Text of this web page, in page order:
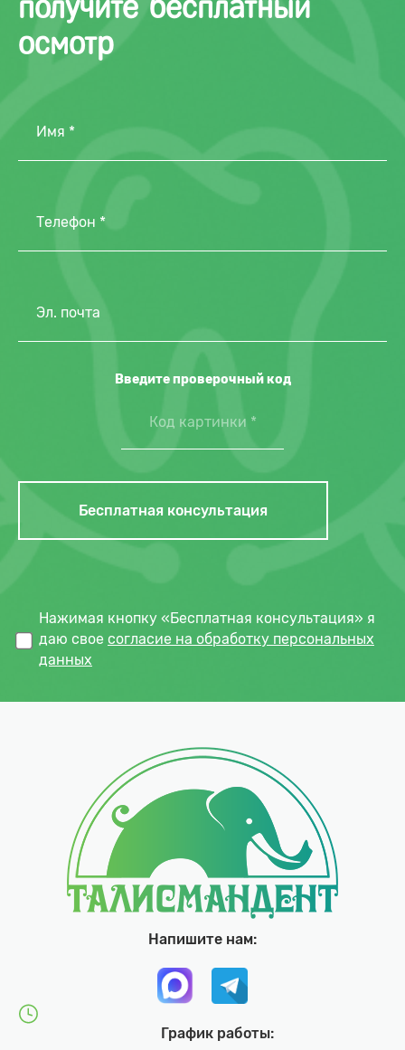
получите бесплатный
осмотр
Имя *
Телефон *
Эл. почта
Введите проверочный код
Нажимая кнопку «Бесплатная консультация» я
даю свое согласие на обработку персональных
данных
Напишите нам:
График работы: